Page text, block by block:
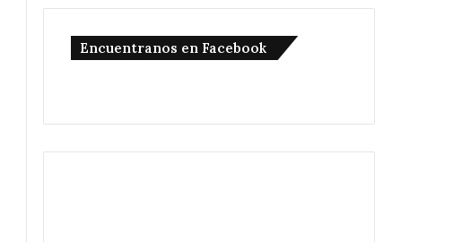
Encuentranos en Facebook